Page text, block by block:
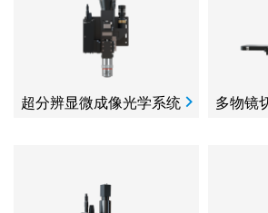
超分辨显微成像光学系统 多物镜